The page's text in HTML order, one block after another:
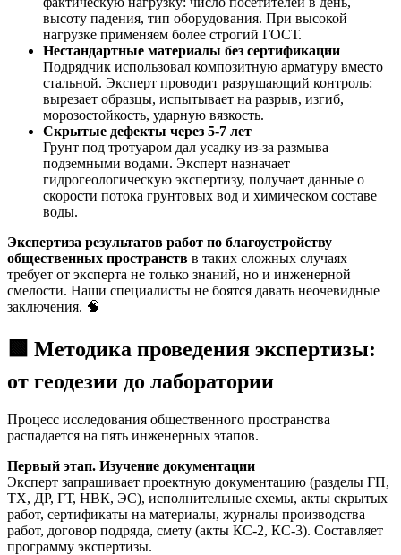
высоту падения, тип оборудования. При высокой
нагрузке применяем более строгий ГОСТ.
Нестандартные материалы без сертификации
Подрядчик использовал композитную арматуру вместо
стальной. Эксперт проводит разрушающий контроль:
вырезает образцы, испытывает на разрыв, изгиб,
морозостойкость, ударную вязкость.
Скрытые дефекты через 5-7 лет
Грунт под тротуаром дал усадку из-за размыва
подземными водами. Эксперт назначает
гидрогеологическую экспертизу, получает данные о
скорости потока грунтовых вод и химическом составе
воды.
Экспертиза результатов работ по благоустройству
общественных пространств в таких сложных случаях
требует от эксперта не только знаний, но и инженерной
смелости. Наши специалисты не боятся давать неочевидные
заключения. 🧠
🟩 Методика проведения экспертизы:
от геодезии до лаборатории
Процесс исследования общественного пространства
распадается на пять инженерных этапов.
Первый этап. Изучение документации
Эксперт запрашивает проектную документацию (разделы ГП,
ТХ, ДР, ГТ, НВК, ЭС), исполнительные схемы, акты скрытых
работ, сертификаты на материалы, журналы производства
работ, договор подряда, смету (акты КС-2, КС-3). Составляет
программу экспертизы.